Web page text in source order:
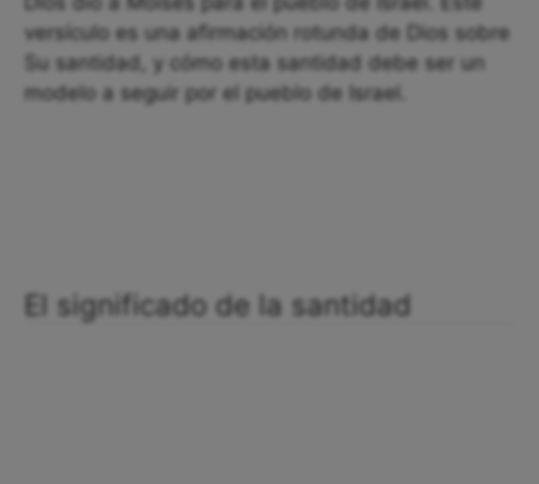
versículo es una afirmación rotunda de Dios sobre
Su santidad, y cómo esta santidad debe ser un
modelo a seguir por el pueblo de Israel.
El significado de la santidad